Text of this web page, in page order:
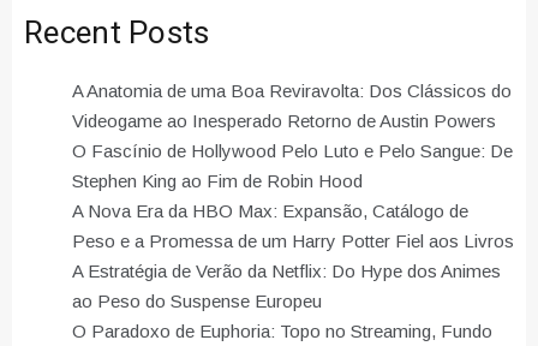
Recent Posts
A Anatomia de uma Boa Reviravolta: Dos Clássicos do
Videogame ao Inesperado Retorno de Austin Powers
O Fascínio de Hollywood Pelo Luto e Pelo Sangue: De
Stephen King ao Fim de Robin Hood
A Nova Era da HBO Max: Expansão, Catálogo de
Peso e a Promessa de um Harry Potter Fiel aos Livros
A Estratégia de Verão da Netflix: Do Hype dos Animes
ao Peso do Suspense Europeu
O Paradoxo de Euphoria: Topo no Streaming, Fundo